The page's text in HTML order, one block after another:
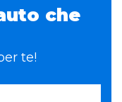
che
te!